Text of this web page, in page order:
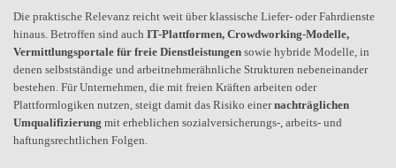
Die praktische Relevanz reicht weit über klassische Liefer- oder Fahrdienste
hinaus. Betroffen sind auch IT-Plattformen, Crowdworking-Modelle,
Vermittlungsportale für freie Dienstleistungen sowie hybride Modelle, in
denen selbstständige und arbeitnehmerähnliche Strukturen nebeneinander
bestehen. Für Unternehmen, die mit freien Kräften arbeiten oder
Plattformlogiken nutzen, steigt damit das Risiko einernachträglichen
Umqualifizierung mit erheblichen sozialversicherungs-, arbeits- und
haftungsrechtlichen Folgen.